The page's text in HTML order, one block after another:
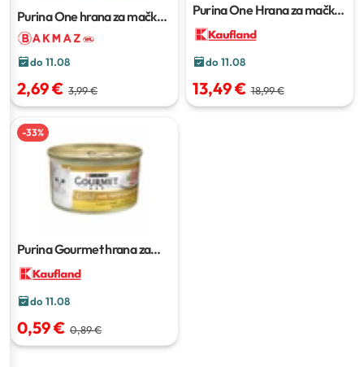
Purina One hrana za mačke
450 g
do 11.08
2,69 € 3,99 €
Purina One Hrana za mačke
do 11.08
13,49 € 18,99 €
-33%
Purina Gourmet hrana za
do 11.08
0,59 € 0,89 €